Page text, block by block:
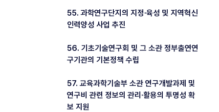
55. 과학연구단지의 지정·육성 및 지역혁신
인력양성 사업 추진
56. 기초기술연구회 및 그 소관 정부출연연
구기관의 기본정책 수립
57. 교육과학기술부 소관 연구개발과제 및
연구비 관련 정보의 관리·활용의 투명성 확
보 지원